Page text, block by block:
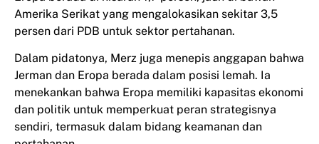
Amerika Serikat yang mengalokasikan sekitar 3,5
persen dari PDB untuk sektor pertahanan.
Dalam pidatonya, Merz juga menepis anggapan bahwa
Jerman dan Eropa berada dalam posisi lemah. Ia
menekankan bahwa Eropa memiliki kapasitas ekonomi
dan politik untuk memperkuat peran strategisnya
sendiri, termasuk dalam bidang keamanan dan